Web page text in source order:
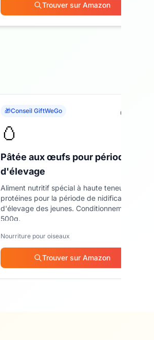
Trouver sur Amazon
0
🎁Conseil GiftWeGo
🥚
Pâtée aux œufs pour période
d'élevage
Aliment nutritif spécial à haute teneur en
protéines pour la période de nidification et
d'élevage des jeunes. Conditionnement
500g.
Nourriture pour oiseaux
Trouver sur Amazon